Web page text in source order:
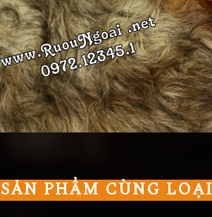
SẢN PHẨM CÙNG LOẠI